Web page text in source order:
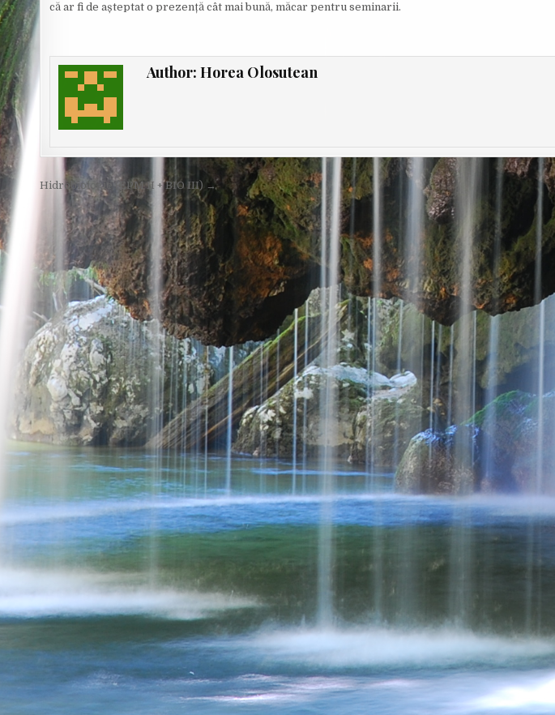
R
A
că ar fi de așteptat o prezență cât mai bună, măcar pentru seminarii.
Author: Horea Olosutean
Post
navigation
Hidrobiologie (EPM II + BIO III) →